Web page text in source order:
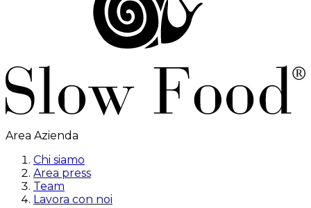
Area Azienda
Chi siamo
Area press
Team
Lavora con noi